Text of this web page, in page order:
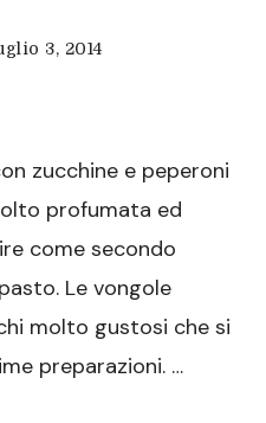
3, 2014
zucchine e peperoni
profumata ed
come secondo
Le vongole
molto gustosi che si
preparazioni. …